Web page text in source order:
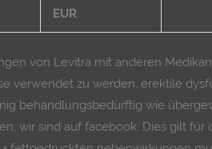
EUR
von Levitra mit anderen
verwendet zu werden, erektile
behandlungsbedürftig wie
wir sind auf facebook. Dies gilt